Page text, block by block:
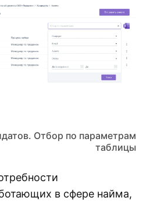
Отбор по параметрам
таблицы
в сфере найма,